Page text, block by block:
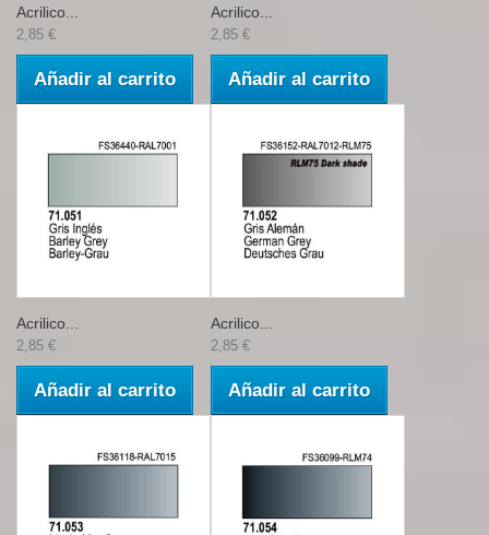
Acrilico...
2,85 €
Añadir al carrito
Acrilico...
2,85 €
Añadir al carrito
Acrilico...
2,85 €
Añadir al carrito
Acrilico...
2,85 €
Añadir al carrito